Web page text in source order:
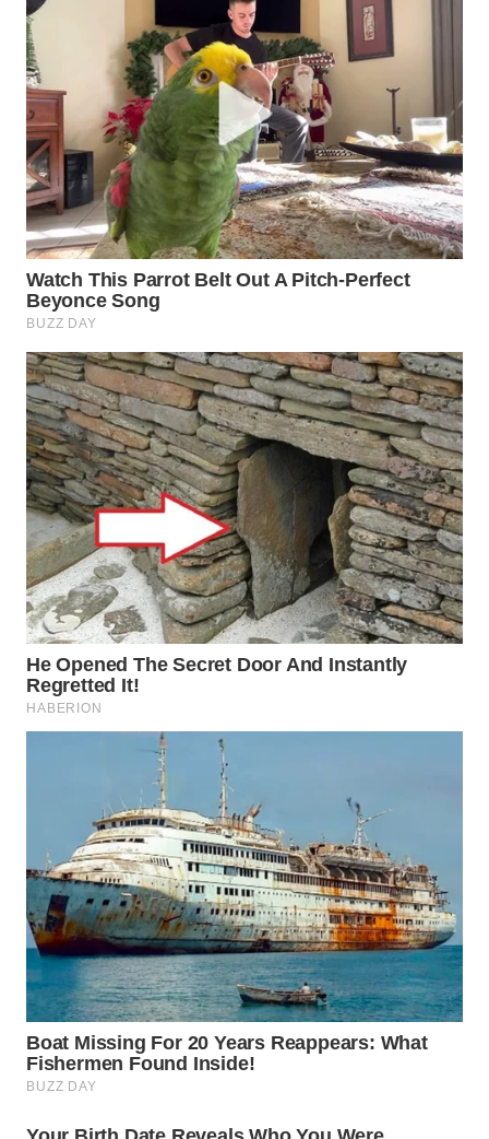
LABUHANBATU
TAPANULI
TENGAH
WN DELI
SERDANG
WN
TEBING
WN
PAKPAK
WN
KARAWANG
WN
BEKASI
WN
BOGOR
TAPANULI
UTARA
WN
SAMOSIR
WN
PADANG
LAWAS
WN